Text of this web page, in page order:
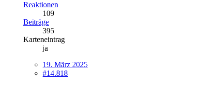
Reaktionen
109
Beiträge
395
Karteneintrag
ja
19. März 2025
#14.818